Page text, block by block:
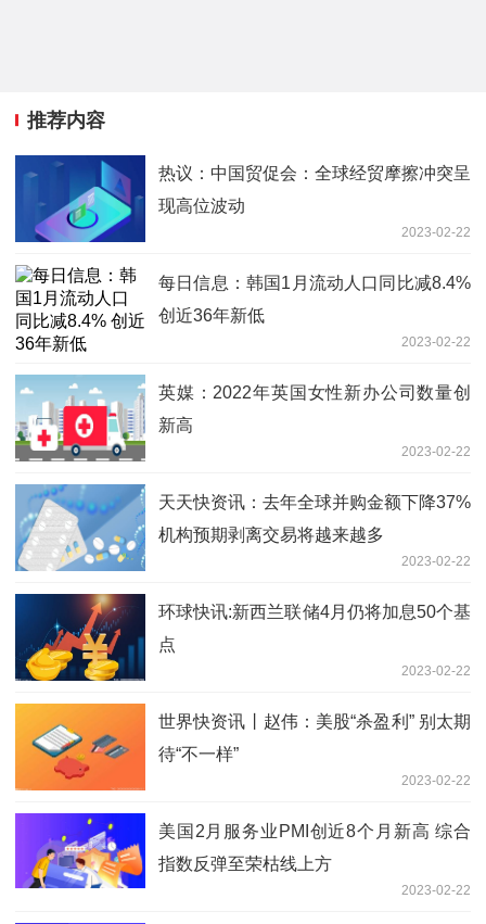
推荐内容
热议：中国贸促会：全球经贸摩擦冲突呈
现高位波动
2023-02-22
每日信息：韩国1月流动人口同比减8.4%
创近36年新低
2023-02-22
英媒：2022年英国女性新办公司数量创
新高
2023-02-22
天天快资讯：去年全球并购金额下降37%
机构预期剥离交易将越来越多
2023-02-22
环球快讯:新西兰联储4月仍将加息50个基
点
2023-02-22
世界快资讯丨赵伟：美股“杀盈利” 别太期
待“不一样”
2023-02-22
美国2月服务业PMI创近8个月新高 综合
指数反弹至荣枯线上方
2023-02-22